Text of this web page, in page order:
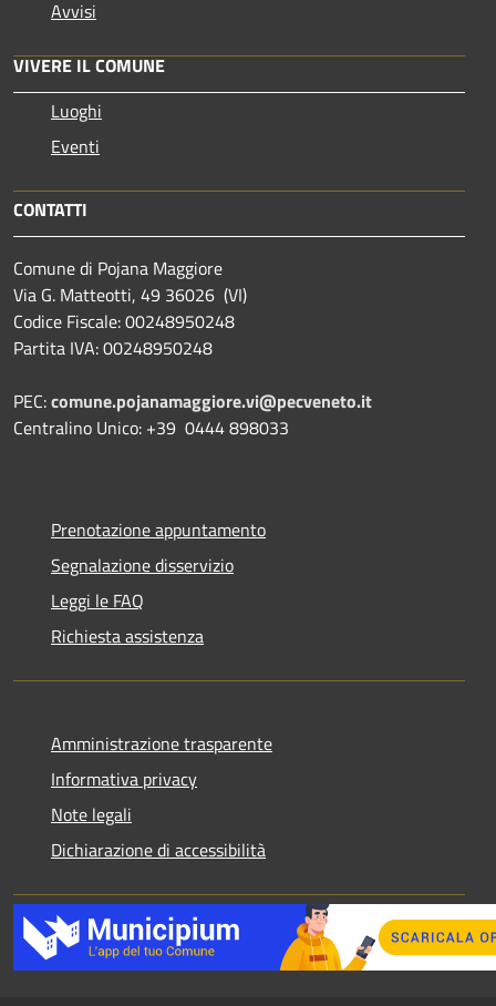
Avvisi
VIVERE IL COMUNE
Luoghi
Eventi
CONTATTI
Comune di Pojana Maggiore
Via G. Matteotti, 49 36026 (VI)
Codice Fiscale: 00248950248
Partita IVA: 00248950248
PEC:comune.pojanamaggiore.vi@pecveneto.it
Centralino Unico: +39 0444 898033
Prenotazione appuntamento
Segnalazione disservizio
Leggi le FAQ
Richiesta assistenza
Amministrazione trasparente
Informativa privacy
Note legali
Dichiarazione di accessibilità